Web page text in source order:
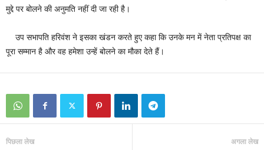
मुद्दे पर बोलने की अनुमति नहीं दी जा रही है।
उप सभापति हरिवंश ने इसका खंडन करते हुए कहा कि उनके मन में नेता प्रतिपक्ष का
पूरा सम्मान है और वह हमेशा उन्हें बोलने का मौका देते हैं।
पिछला लेख अगला लेख